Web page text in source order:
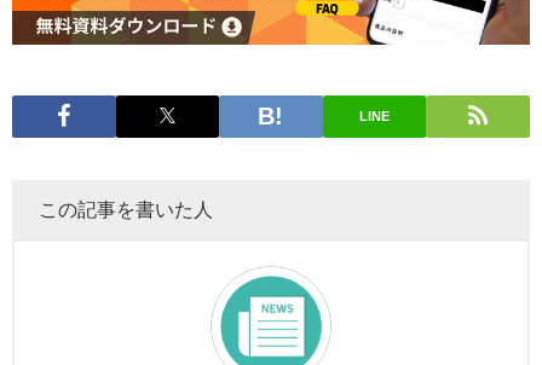
LINE
この記事を書いた人